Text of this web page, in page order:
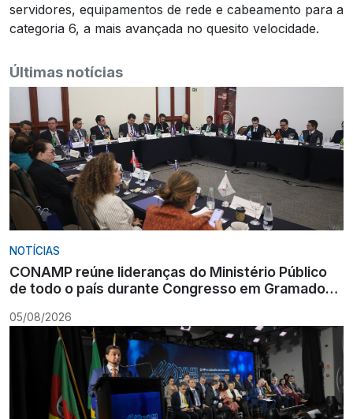
servidores, equipamentos de rede e cabeamento para a
categoria 6, a mais avançada no quesito velocidade.
Últimas notícias
NOTÍCIAS
CONAMP reúne lideranças do Ministério Público
de todo o país durante Congresso em Gramado
05/08/2026